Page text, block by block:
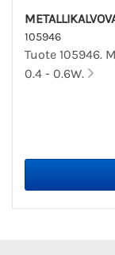
105946
Tuote 105946.
0.4 - 0.6W.